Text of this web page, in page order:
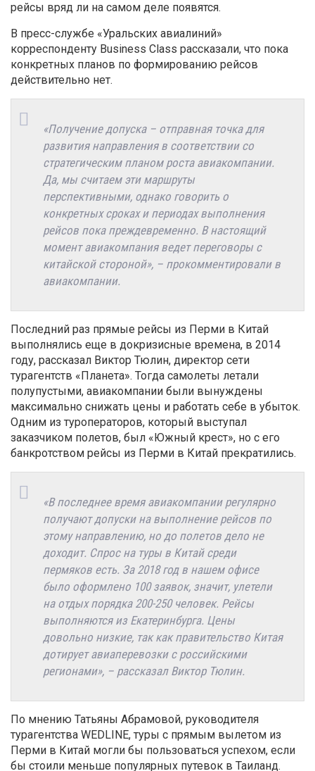
рейсы вряд ли на самом деле появятся.
В пресс-службе «Уральских авиалиний»
корреспонденту Businеss Сlass рассказали, что пока
конкретных планов по формированию рейсов
действительно нет.
«Получение допуска – отправная точка для
развития направления в соответствии со
стратегическим планом роста авиакомпании.
Да, мы считаем эти маршруты
перспективными, однако говорить о
конкретных сроках и периодах выполнения
рейсов пока преждевременно. В настоящий
момент авиакомпания ведет переговоры с
китайской стороной», – прокомментировали в
авиакомпании.
Последний раз прямые рейсы из Перми в Китай
выполнялись еще в докризисные времена, в 2014
году, рассказал Виктор Тюлин, директор сети
турагентств «Планета». Тогда самолеты летали
полупустыми, авиакомпании были вынуждены
максимально снижать цены и работать себе в убыток.
Одним из туроператоров, который выступал
заказчиком полетов, был «Южный крест», но с его
банкротством рейсы из Перми в Китай прекратились.
«В последнее время авиакомпании регулярно
получают допуски на выполнение рейсов по
этому направлению, но до полетов дело не
доходит. Спрос на туры в Китай среди
пермяков есть. За 2018 год в нашем офисе
было оформлено 100 заявок, значит, улетели
на отдых порядка 200-250 человек. Рейсы
выполняются из Екатеринбурга. Цены
довольно низкие, так как правительство Китая
дотирует авиаперевозки с российскими
регионами», – рассказал Виктор Тюлин.
По мнению Татьяны Абрамовой, руководителя
турагентства WEDLINE, туры с прямым вылетом из
Перми в Китай могли бы пользоваться успехом, если
бы стоили меньше популярных путевок в Таиланд.